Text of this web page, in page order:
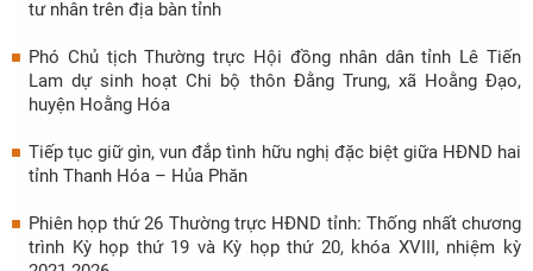
tư nhân trên địa bàn tỉnh
Phó Chủ tịch Thường trực Hội đồng nhân dân tỉnh Lê Tiến
Lam dự sinh hoạt Chi bộ thôn Đằng Trung, xã Hoằng Đạo,
huyện Hoằng Hóa
Tiếp tục giữ gìn, vun đắp tình hữu nghị đặc biệt giữa HĐND hai
tỉnh Thanh Hóa – Hủa Phăn
Phiên họp thứ 26 Thường trực HĐND tỉnh: Thống nhất chương
trình Kỳ họp thứ 19 và Kỳ họp thứ 20, khóa XVIII, nhiệm kỳ